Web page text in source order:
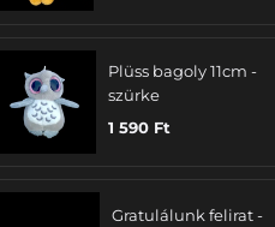
Plüss bagoly 11cm -
szürke
1 590 Ft
Gratulálunk felirat -